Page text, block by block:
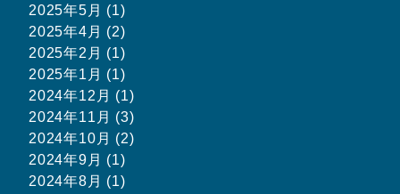
2025年5月 (1)
2025年4月 (2)
2025年2月 (1)
2025年1月 (1)
2024年12月 (1)
2024年11月 (3)
2024年10月 (2)
2024年9月 (1)
2024年8月 (1)